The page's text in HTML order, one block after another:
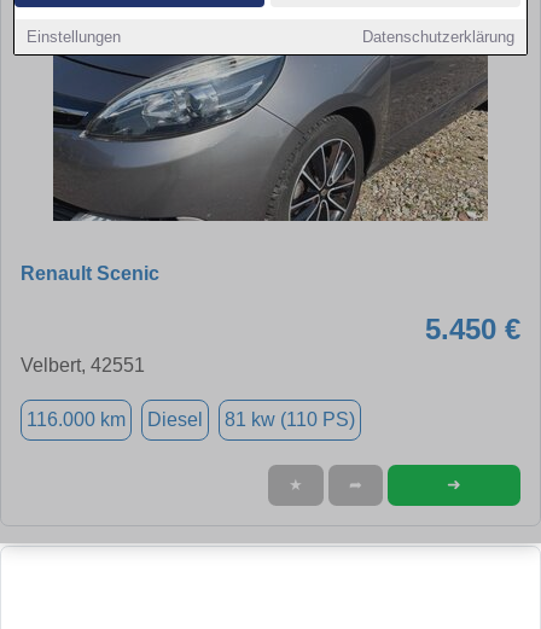
Einstellungen Datenschutzerklärung
Renault Scenic
5.450 €
Velbert, 42551
116.000 km Diesel 81 kw (110 PS)
★ ➦ ➜